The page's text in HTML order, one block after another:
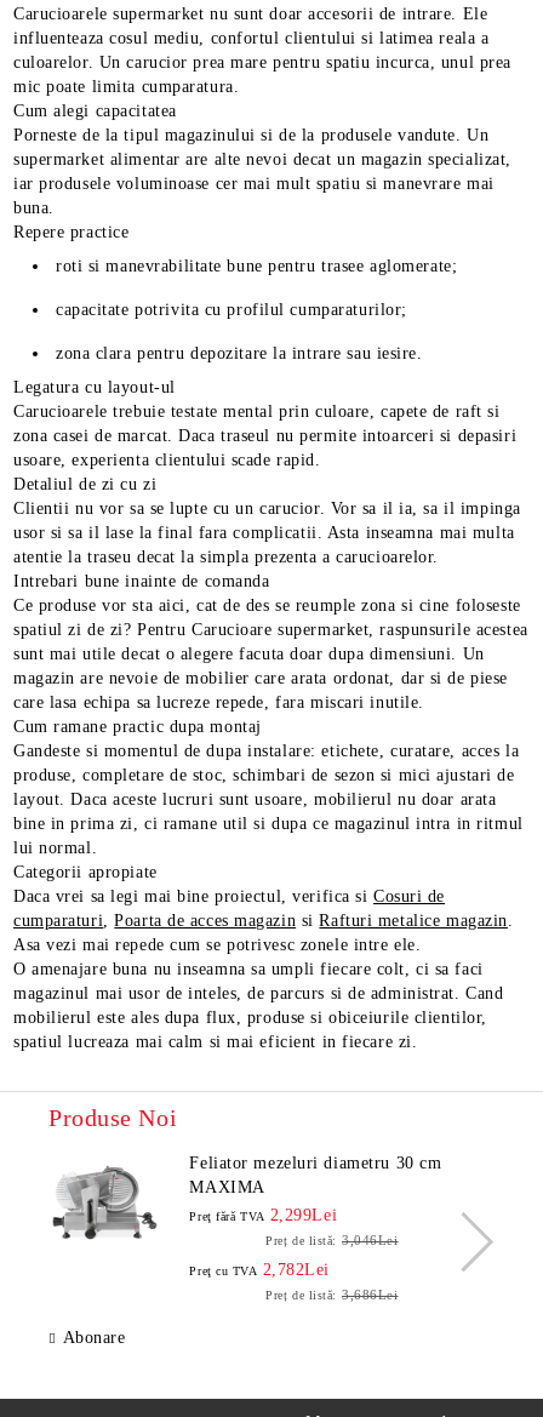
Carucioarele supermarket nu sunt doar accesorii de intrare. Ele
influenteaza cosul mediu, confortul clientului si latimea reala a
culoarelor. Un carucior prea mare pentru spatiu incurca, unul prea
mic poate limita cumparatura.
Cum alegi capacitatea
Porneste de la tipul magazinului si de la produsele vandute. Un
supermarket alimentar are alte nevoi decat un magazin specializat,
iar produsele voluminoase cer mai mult spatiu si manevrare mai
buna.
Repere practice
roti si manevrabilitate bune pentru trasee aglomerate;
capacitate potrivita cu profilul cumparaturilor;
zona clara pentru depozitare la intrare sau iesire.
Legatura cu layout-ul
Carucioarele trebuie testate mental prin culoare, capete de raft si
zona casei de marcat. Daca traseul nu permite intoarceri si depasiri
usoare, experienta clientului scade rapid.
Detaliul de zi cu zi
Clientii nu vor sa se lupte cu un carucior. Vor sa il ia, sa il impinga
usor si sa il lase la final fara complicatii. Asta inseamna mai multa
atentie la traseu decat la simpla prezenta a carucioarelor.
Intrebari bune inainte de comanda
Ce produse vor sta aici, cat de des se reumple zona si cine foloseste
spatiul zi de zi? Pentru Carucioare supermarket, raspunsurile acestea
sunt mai utile decat o alegere facuta doar dupa dimensiuni. Un
magazin are nevoie de mobilier care arata ordonat, dar si de piese
care lasa echipa sa lucreze repede, fara miscari inutile.
Cum ramane practic dupa montaj
Gandeste si momentul de dupa instalare: etichete, curatare, acces la
produse, completare de stoc, schimbari de sezon si mici ajustari de
layout. Daca aceste lucruri sunt usoare, mobilierul nu doar arata
bine in prima zi, ci ramane util si dupa ce magazinul intra in ritmul
lui normal.
Categorii apropiate
Daca vrei sa legi mai bine proiectul, verifica si Cosuri de
cumparaturi,Poarta de acces magazin siRafturi metalice magazin.
Asa vezi mai repede cum se potrivesc zonele intre ele.
O amenajare buna nu inseamna sa umpli fiecare colt, ci sa faci
magazinul mai usor de inteles, de parcurs si de administrat. Cand
mobilierul este ales dupa flux, produse si obiceiurile clientilor,
spatiul lucreaza mai calm si mai eficient in fiecare zi.
Produse Noi
Feliator mezeluri diametru 30 cm
MAXIMA
Preţ fără TVA 2,299Lei
Preț de listă: 3,046Lei
Preţ cu TVA 2,782Lei
Preț de listă: 3,686Lei
Abonare